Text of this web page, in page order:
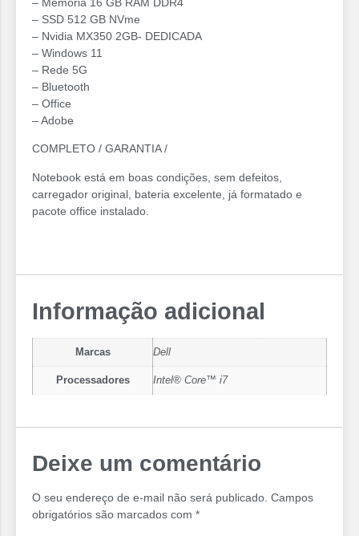
– SSD 512 GB NVme
– ⁠Nvidia MX350 2GB- DEDICADA
– Windows 11
– Rede 5G
– Bluetooth
– Office
– Adobe
COMPLETO / GARANTIA /
Notebook está em boas condições, sem defeitos,
carregador original, bateria excelente, já formatado e
pacote office instalado.
Informação adicional
Marcas Dell
Processadores Intel® Core™ i7
Deixe um comentário
O seu endereço de e-mail não será publicado. Campos
obrigatórios são marcados com *